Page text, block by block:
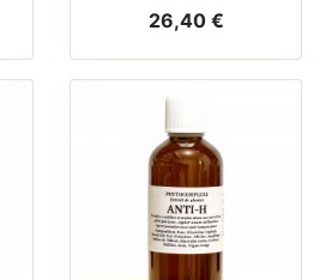
Prix
26,40 €